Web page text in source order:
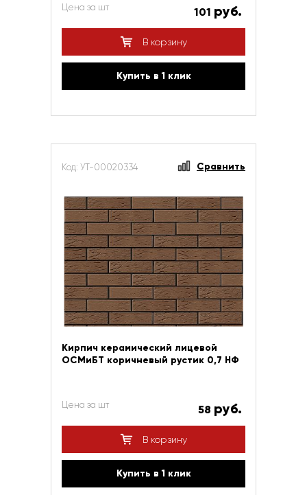
Цена за шт 101 руб.
В корзину
Купить в 1 клик
Код: УТ-00020334 Сравнить
Кирпич керамический лицевой
ОСМиБТ коричневый рустик 0,7 НФ
Цена за шт 58 руб.
В корзину
Купить в 1 клик